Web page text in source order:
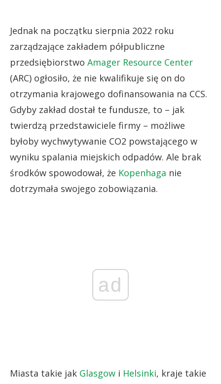
Jednak na początku sierpnia 2022 roku
zarządzające zakładem półpubliczne
przedsiębiorstwo Amager Resource Center
(ARC) ogłosiło, że nie kwalifikuje się on do
otrzymania krajowego dofinansowania na CCS.
Gdyby zakład dostał te fundusze, to – jak
twierdzą przedstawiciele firmy – możliwe
byłoby wychwytywanie CO2 powstającego w
wyniku spalania miejskich odpadów. Ale brak
środków spowodował, że Kopenhaga nie
dotrzymała swojego zobowiązania.
ad
Miasta takie jak Glasgow i Helsinki, kraje takie